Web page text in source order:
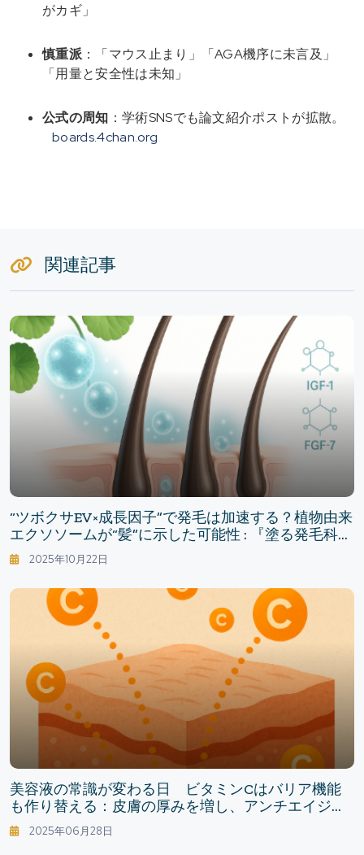
がカギ」
慎重派：「マウス止まり」「AGA機序に未言及」
「用量と安全性は未知」
公式の周知 ：学術SNSでも論文紹介ポストが拡散。
boards.4chan.org
関連記事
“ツボクサEV×成長因子”で発毛は加速する？植物由来
エクソソームが“髪”に示した可能性 : 『塗る発毛科
学』はどこまで来たか
2025年10月22日
美容液の常識が変わる日 ビタミンCはバリア機能
も作り替える：皮膚の厚みを増し、アンチエイジン
グ効果も期待！
2025年06月28日